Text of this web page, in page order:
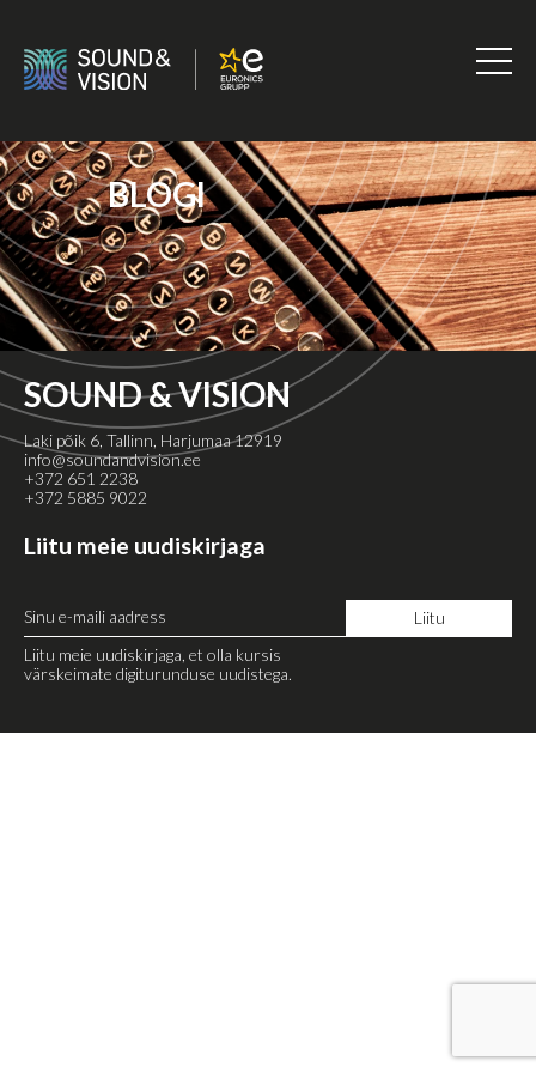
content
Sound
BLOGI
SOUND & VISION
Laki põik 6, Tallinn, Harjumaa 12919
info@soundandvision.ee
+372 651 2238
+372 5885 9022
Liitu meie uudiskirjaga
Liitu meie uudiskirjaga, et olla kursis
värskeimate digiturunduse uudistega.